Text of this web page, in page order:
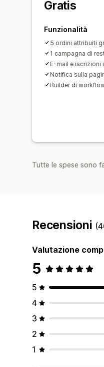
Gratis
Funzionalità
5 ordini attribuiti
1 campagna di
E-mail e iscrizioni
Notifica sulla
Builder di
Tutte le spese sono
Recensioni
Valutazione
5
5
4
3
2
1